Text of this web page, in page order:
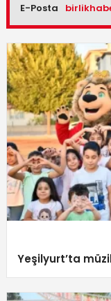
E-Posta
Yeşilyurt’ta